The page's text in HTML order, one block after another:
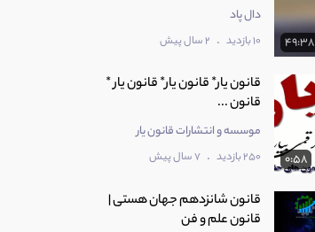
49:38
دال پاد
10 بازدید . 2 سال پیش
0:58
قانون یار* قانون یار* قانون یار *
قانون ...
موسسه و انتشارات قانون یار
250 بازدید . 7 سال پیش
قانون شانزدهم جهان هستی |
قانون علم و فن